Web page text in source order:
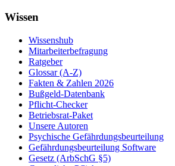
Wissen
Wissenshub
Mitarbeiterbefragung
Ratgeber
Glossar (A-Z)
Fakten & Zahlen 2026
Bußgeld-Datenbank
Pflicht-Checker
Betriebsrat-Paket
Unsere Autoren
Psychische Gefährdungsbeurteilung
Gefährdungsbeurteilung Software
Gesetz (ArbSchG §5)